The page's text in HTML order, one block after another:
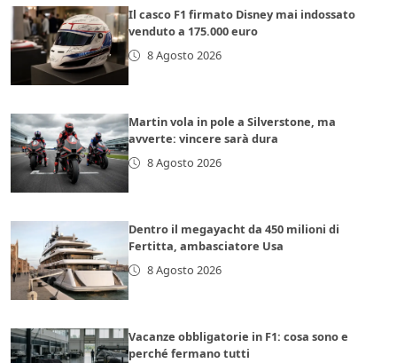
Il casco F1 firmato Disney mai indossato
venduto a 175.000 euro
8 Agosto 2026
Martin vola in pole a Silverstone, ma
avverte: vincere sarà dura
8 Agosto 2026
Dentro il megayacht da 450 milioni di
Fertitta, ambasciatore Usa
8 Agosto 2026
Vacanze obbligatorie in F1: cosa sono e
perché fermano tutti